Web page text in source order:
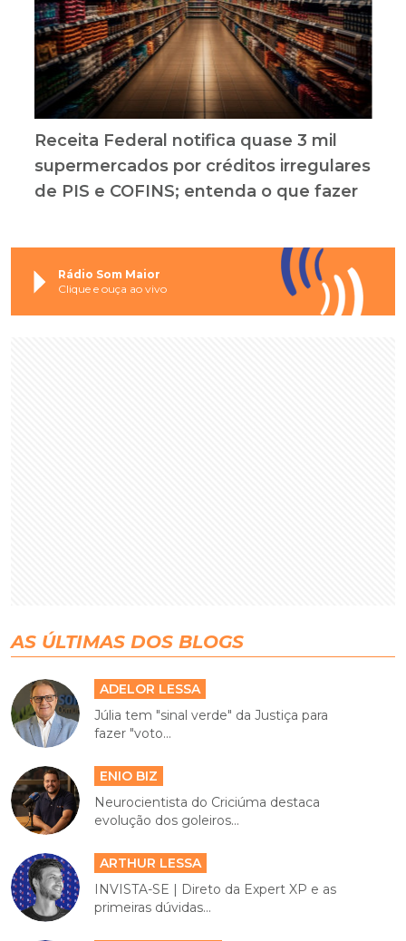
Receita Federal notifica quase 3 mil
supermercados por créditos irregulares
de PIS e COFINS; entenda o que fazer
Rádio Som Maior
Clique e ouça ao vivo
AS ÚLTIMAS DOS BLOGS
ADELOR LESSA
Júlia tem "sinal verde" da Justiça para
fazer "voto...
ENIO BIZ
Neurocientista do Criciúma destaca
evolução dos goleiros...
ARTHUR LESSA
INVISTA-SE | Direto da Expert XP e as
primeiras dúvidas...